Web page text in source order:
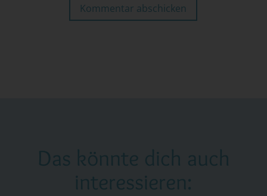
Kommentar abschicken
Das könnte dich auch
interessieren: